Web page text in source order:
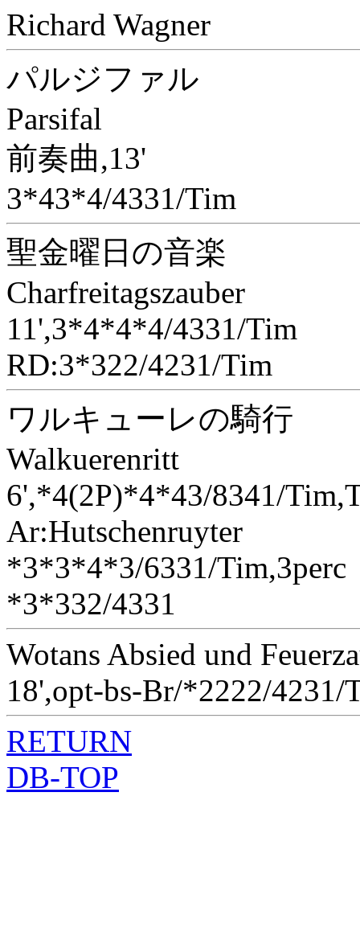
Richard Wagner
パルジファル
Parsifal
前奏曲,13'
3*43*4/4331/Tim
聖金曜日の音楽
Charfreitagszauber
11',3*4*4*4/4331/Tim
RD:3*322/4231/Tim
ワルキューレの騎行
Walkuerenritt
6',*4(2P)*4*43/8341/
Ar:Hutschenruyter
*3*3*4*3/6331/Tim,3perc
*3*332/4331
Wotans Absied und
18',opt-bs-Br/*2222/4231/
RETURN
DB-TOP